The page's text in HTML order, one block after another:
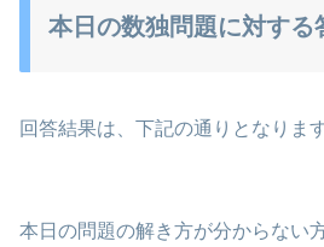
本日の数独問題に対する
回答結果は、下記の通りとなります
本日の問題の解き方が分からない